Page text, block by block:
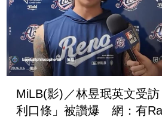
MiLB(影)／林昱珉英文受
利口條」被讚爆 網：有